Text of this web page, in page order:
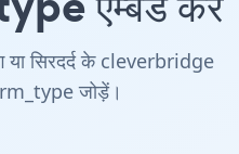
या सिरदर्द के cleverbridge
जोड़ें।